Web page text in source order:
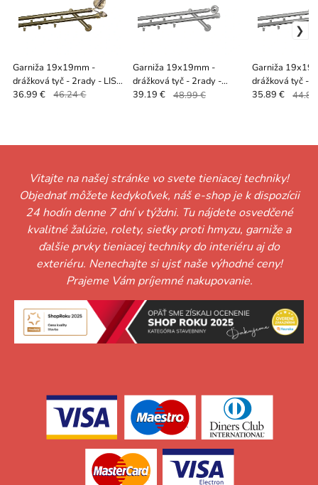
Garniža 19x19mm -
drážková tyč - 2rady - LIST
VEĽKÝ - antik
36.99 € 46.24 €
Garniža 19x19mm -
drážková tyč - 2rady -
JUPITER - satin
39.19 € 48.99 €
Garniža
drážková tyč -
VENEZIA - satin
35.89 €
Vitajte na našej stránke vo svete tieniacej techniky!
Objednať môžete kedykoľvek, náš e-shop je k dispozícii
24 hodín denne 7 dní v týždni. Tu nájdete osvedčené
kvalitné žalúzie, rolety, sieťky proti hmyzu, garniže a
ďalšie prvky tieniacej techniky do interiéru aj do
exteriéru. Nenechajte si ujsť naše výhodné ceny!
Prajeme Vám príjemné nakupovanie.